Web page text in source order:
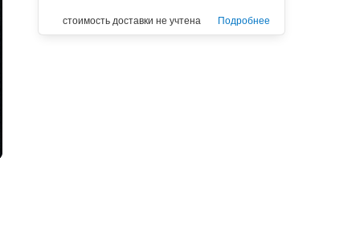
стоимость доставки не учтена Подробнее